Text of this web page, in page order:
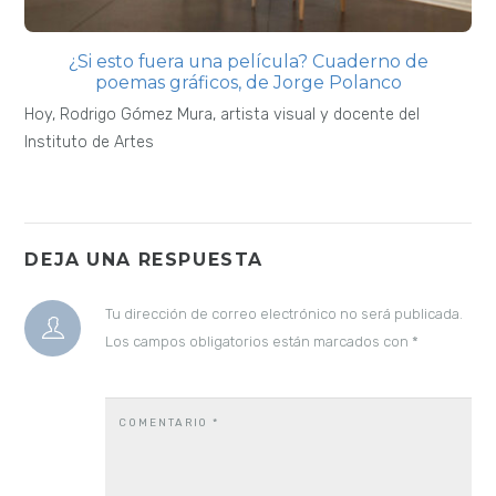
¿Si esto fuera una película? Cuaderno de
poemas gráficos, de Jorge Polanco
Hoy, Rodrigo Gómez Mura, artista visual y docente del
Instituto de Artes
DEJA UNA RESPUESTA
Tu dirección de correo electrónico no será publicada.
Los campos obligatorios están marcados con *
COMENTARIO*